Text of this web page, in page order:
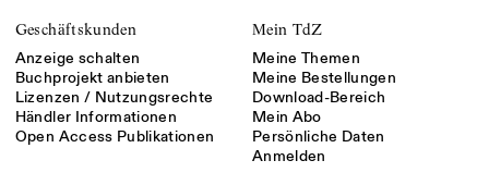
Geschäftskunden
Anzeige schalten
Buchprojekt anbieten
Lizenzen / Nutzungsrechte
Händler Informationen
Open Access Publikationen
Mein TdZ
Meine Themen
Meine Bestellungen
Download-Bereich
Mein Abo
Persönliche Daten
Anmelden